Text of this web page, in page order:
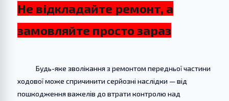
Не відкладайте ремонт, а
замовляйте просто зараз
Будь-яке зволікання з ремонтом передньої частини
ходової може спричинити серйозні наслідки — від
пошкодження важелів до втрати контролю над